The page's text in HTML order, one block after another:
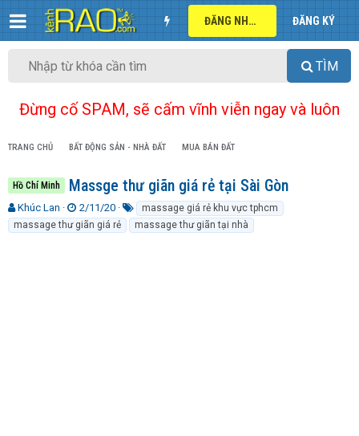
ĐĂNG NHẬP ĐĂNG KÝ
TÌM
Đừng cố SPAM, sẽ cấm vĩnh viễn ngay và luôn
TRANG CHỦ BẤT ĐỘNG SẢN - NHÀ ĐẤT MUA BÁN ĐẤT
Hồ Chí Minh Massge thư giãn giá rẻ tại Sài Gòn
T
h
r
Khúc Lan
N
g
à
2/11/20
ừ
k
massage giá rẻ khu vực tphcm
massage thư giãn giá rẻ
massage thư giãn tại nhà